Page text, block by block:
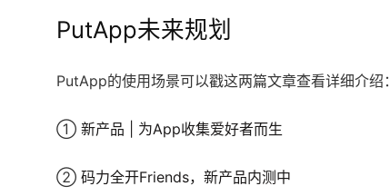
PutApp未来规划
PutApp的使用场景可以戳这两篇文章查看详细介绍：
① 新产品 | 为App收集爱好者而生
② 码力全开Friends，新产品内测中